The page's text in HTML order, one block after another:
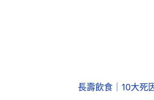
長壽飲食｜10大死